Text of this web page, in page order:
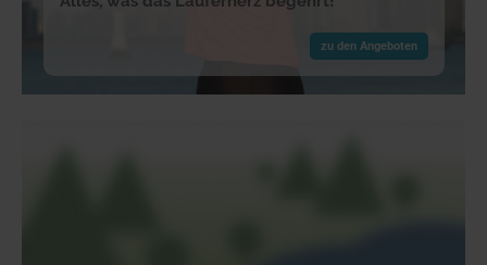
zu den Angeboten